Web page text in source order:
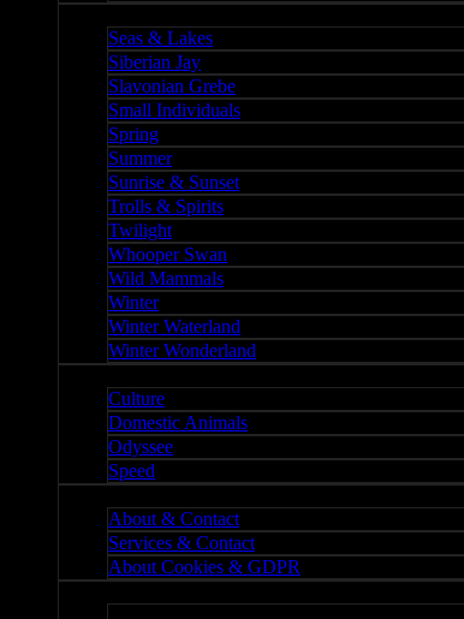
Seas & Lakes
Siberian Jay
Slavonian Grebe
Small Individuals
Spring
Summer
Sunrise & Sunset
Trolls & Spirits
Twilight
Whooper Swan
Wild Mammals
Winter
Winter Waterland
Winter Wonderland
Culture
Domestic Animals
Odyssee
Speed
About & Contact
Services & Contact
About Cookies & GDPR